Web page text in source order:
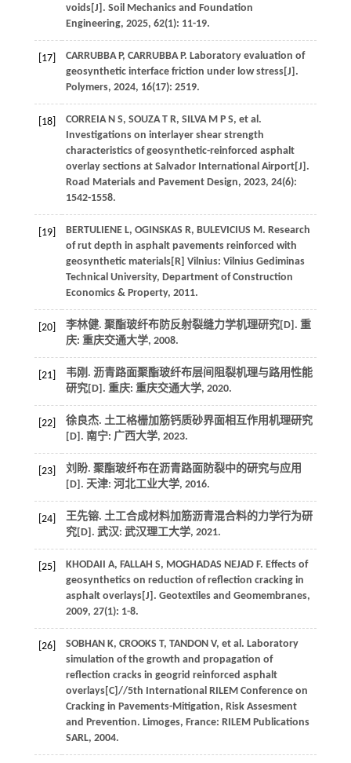
voids[J]. Soil Mechanics and Foundation
Engineering, 2025, 62(1): 11-19.
[17] CARRUBBA P, CARRUBBA P. Laboratory evaluation of
geosynthetic interface friction under low stress[J].
Polymers, 2024, 16(17): 2519.
[18] CORREIA N S, SOUZA T R, SILVA M P S, et al.
Investigations on interlayer shear strength
characteristics of geosynthetic-reinforced asphalt
overlay sections at Salvador International Airport[J].
Road Materials and Pavement Design, 2023, 24(6):
1542-1558.
[19] BERTULIENE L, OGINSKAS R, BULEVICIUS M. Research
of rut depth in asphalt pavements reinforced with
geosynthetic materials[R] Vilnius: Vilnius Gediminas
Technical University, Department of Construction
Economics & Property, 2011.
[20]
李林健. 聚酯玻纤布防反射裂缝力学机理研究[D]. 重
庆: 重庆交通大学, 2008.
[21]
韦刚. 沥青路面聚酯玻纤布层间阻裂机理与路用性能
研究[D]. 重庆: 重庆交通大学, 2020.
[22]
徐良杰. 土工格栅加筋钙质砂界面相互作用机理研究
[D]. 南宁: 广西大学, 2023.
[23]
刘盼. 聚酯玻纤布在沥青路面防裂中的研究与应用
[D]. 天津: 河北工业大学, 2016.
[24]
王先镕. 土工合成材料加筋沥青混合料的力学行为研
究[D]. 武汉: 武汉理工大学, 2021.
[25] KHODAII A, FALLAH S, MOGHADAS NEJAD F. Effects of
geosynthetics on reduction of reflection cracking in
asphalt overlays[J]. Geotextiles and Geomembranes,
2009, 27(1): 1-8.
[26] SOBHAN K, CROOKS T, TANDON V, et al. Laboratory
simulation of the growth and propagation of
reflection cracks in geogrid reinforced asphalt
overlays[C]//5th International RILEM Conference on
Cracking in Pavements-Mitigation, Risk Assesment
and Prevention. Limoges, France: RILEM Publications
SARL, 2004.